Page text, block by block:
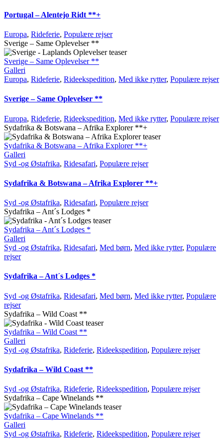
Portugal – Alentejo Ridt **+
Europa, Rideferie, Populære rejser
Sverige – Same Oplevelser **
Sverige – Same Oplevelser **
Galleri
Europa, Rideferie, Rideekspedition, Med ikke rytter, Populære rejser
Sverige – Same Oplevelser **
Europa, Rideferie, Rideekspedition, Med ikke rytter, Populære rejser
Sydafrika & Botswana – Afrika Explorer **+
Sydafrika & Botswana – Afrika Explorer **+
Galleri
Syd -og Østafrika, Ridesafari, Populære rejser
Sydafrika & Botswana – Afrika Explorer **+
Syd -og Østafrika, Ridesafari, Populære rejser
Sydafrika – Ant´s Lodges *
Sydafrika – Ant´s Lodges *
Galleri
Syd -og Østafrika, Ridesafari, Med børn, Med ikke rytter, Populære
rejser
Sydafrika – Ant´s Lodges *
Syd -og Østafrika, Ridesafari, Med børn, Med ikke rytter, Populære
rejser
Sydafrika – Wild Coast **
Sydafrika – Wild Coast **
Galleri
Syd -og Østafrika, Rideferie, Rideekspedition, Populære rejser
Sydafrika – Wild Coast **
Syd -og Østafrika, Rideferie, Rideekspedition, Populære rejser
Sydafrika – Cape Winelands **
Sydafrika – Cape Winelands **
Galleri
Syd -og Østafrika, Rideferie, Rideekspedition, Populære rejser